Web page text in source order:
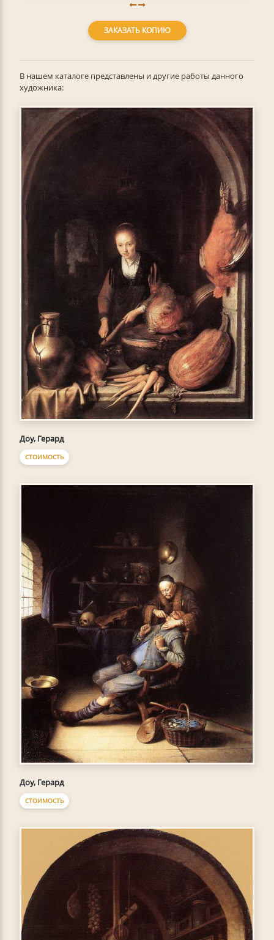
ЗАКАЗАТЬ КОПИЮ
В нашем каталоге представлены и другие работы данного
художника:
Доу, Герард
СТОИМОСТЬ
Доу, Герард
СТОИМОСТЬ